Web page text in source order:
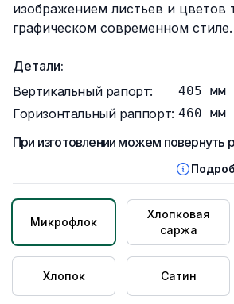
изображением листьев и цветов
графическом современном стиле.
Детали:
Вертикальный рапорт:
405 мм
Горизонтальный раппорт: 460 мм
При изготовлении можем повернуть
Микрофлок
Хлопковая
саржа
Хлопок Сатин